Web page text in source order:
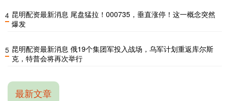
4 昆明配资最新消息 尾盘猛拉！000735，垂直涨停！这一概念突然
爆发
5 昆明配资最新消息 俄19个集团军投入战场，乌军计划重返库尔斯
克，特普会将再次举行
最新文章